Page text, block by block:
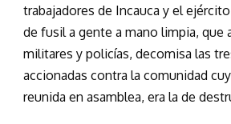
trabajadores de Incauca y el
de fusil a gente a mano limpia, que
militares y policías, decomisa las
accionadas contra la comunidad
reunida en asamblea, era la de